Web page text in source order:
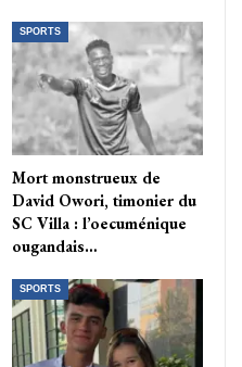
SPORTS
Mort monstrueux de
David Owori, timonier du
SC Villa : l’oecuménique
ougandais…
SPORTS